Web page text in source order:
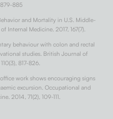
885
and Mortality in U.S. Middle-
Internal Medicine. 2017, 167(7).
behaviour with colon and rectal
studies. British Journal of
817-826.
work shows encouraging signs
excursion. Occupational and
2014, 71(2), 109-111.